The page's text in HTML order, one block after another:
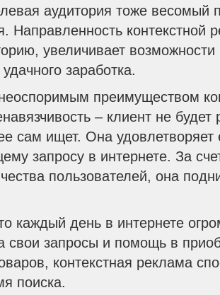
аудитория тоже весомый
Направленность контекстной
увеличивает возможности
заработка.
преимуществом
– клиент не
сам ищет. Она удовлетворяет
запросу в интернете. За
пользователей, она
каждый день в интернете
свои запросы и помощь в
контекстная реклама
поиска.